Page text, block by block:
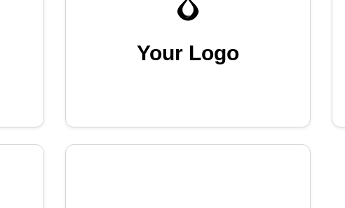
Your Logo